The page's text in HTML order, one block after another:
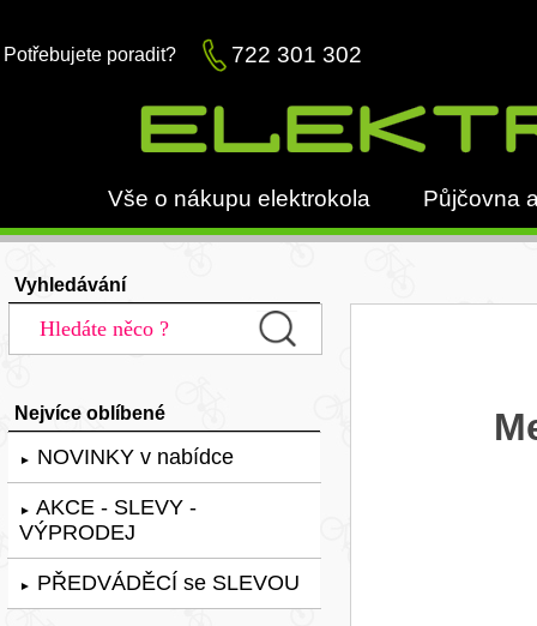
Potřebujete poradit? 722 301 302
Vše o nákupu elektrokola Půjčovna
Vyhledávání
Nejvíce oblíbené
► NOVINKY v nabídce
► AKCE - SLEVY -
VÝPRODEJ
► PŘEDVÁDĚCÍ se SLEVOU